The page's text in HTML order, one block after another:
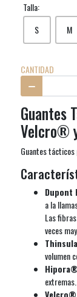
Talla:
S
M
CANTIDAD
Guantes
Velcro®
Guantes
Dupont
a la
Las
veces
volumen
Hipora®
Velcro®